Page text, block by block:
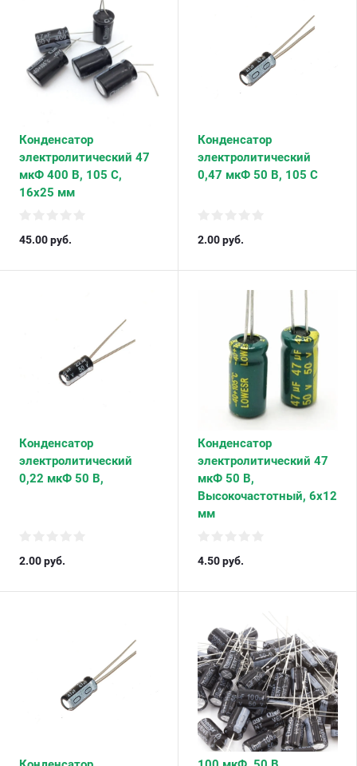
Конденсатор
электролитический 47
мкФ 400 В, 105 С,
16х25 мм
45.00руб.
Конденсатор
электролитический
0,47 мкФ 50 В, 105 С
2.00руб.
Конденсатор
электролитический
0,22 мкФ 50 В,
2.00руб.
Конденсатор
электролитический 47
мкФ 50 В,
Высокочастотный, 6х12
мм
4.50руб.